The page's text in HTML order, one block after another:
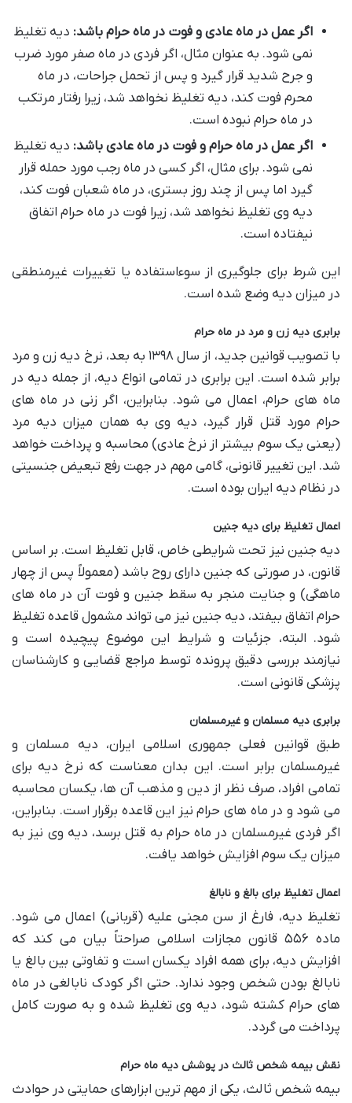
اگر عمل در ماه عادی و فوت در ماه حرام باشد: دیه تغلیظ
نمی شود. به عنوان مثال، اگر فردی در ماه صفر مورد ضرب
و جرح شدید قرار گیرد و پس از تحمل جراحات، در ماه
محرم فوت کند، دیه تغلیظ نخواهد شد، زیرا رفتار مرتکب
در ماه حرام نبوده است.
اگر عمل در ماه حرام و فوت در ماه عادی باشد: دیه تغلیظ
نمی شود. برای مثال، اگر کسی در ماه رجب مورد حمله قرار
گیرد اما پس از چند روز بستری، در ماه شعبان فوت کند،
دیه وی تغلیظ نخواهد شد، زیرا فوت در ماه حرام اتفاق
نیفتاده است.
این شرط برای جلوگیری از سوءاستفاده یا تغییرات غیرمنطقی
در میزان دیه وضع شده است.
برابری دیه زن و مرد در ماه حرام
با تصویب قوانین جدید، از سال ۱۳۹۸ به بعد، نرخ دیه زن و مرد
برابر شده است. این برابری در تمامی انواع دیه، از جمله دیه در
ماه های حرام، اعمال می شود. بنابراین، اگر زنی در ماه های
حرام مورد قتل قرار گیرد، دیه وی به همان میزان دیه مرد
(یعنی یک سوم بیشتر از نرخ عادی) محاسبه و پرداخت خواهد
شد. این تغییر قانونی، گامی مهم در جهت رفع تبعیض جنسیتی
در نظام دیه ایران بوده است.
اعمال تغلیظ برای دیه جنین
دیه جنین نیز تحت شرایطی خاص، قابل تغلیظ است. بر اساس
قانون، در صورتی که جنین دارای روح باشد (معمولاً پس از چهار
ماهگی) و جنایت منجر به سقط جنین و فوت آن در ماه های
حرام اتفاق بیفتد، دیه جنین نیز می تواند مشمول قاعده تغلیظ
شود. البته، جزئیات و شرایط این موضوع پیچیده است و
نیازمند بررسی دقیق پرونده توسط مراجع قضایی و کارشناسان
پزشکی قانونی است.
برابری دیه مسلمان و غیرمسلمان
طبق قوانین فعلی جمهوری اسلامی ایران، دیه مسلمان و
غیرمسلمان برابر است. این بدان معناست که نرخ دیه برای
تمامی افراد، صرف نظر از دین و مذهب آن ها، یکسان محاسبه
می شود و در ماه های حرام نیز این قاعده برقرار است. بنابراین،
اگر فردی غیرمسلمان در ماه حرام به قتل برسد، دیه وی نیز به
میزان یک سوم افزایش خواهد یافت.
اعمال تغلیظ برای بالغ و نابالغ
تغلیظ دیه، فارغ از سن مجنی علیه (قربانی) اعمال می شود.
ماده ۵۵۶ قانون مجازات اسلامی صراحتاً بیان می کند که
افزایش دیه، برای همه افراد یکسان است و تفاوتی بین بالغ یا
نابالغ بودن شخص وجود ندارد. حتی اگر کودک نابالغی در ماه
های حرام کشته شود، دیه وی تغلیظ شده و به صورت کامل
پرداخت می گردد.
نقش بیمه شخص ثالث در پوشش دیه ماه حرام
بیمه شخص ثالث، یکی از مهم ترین ابزارهای حمایتی در حوادث